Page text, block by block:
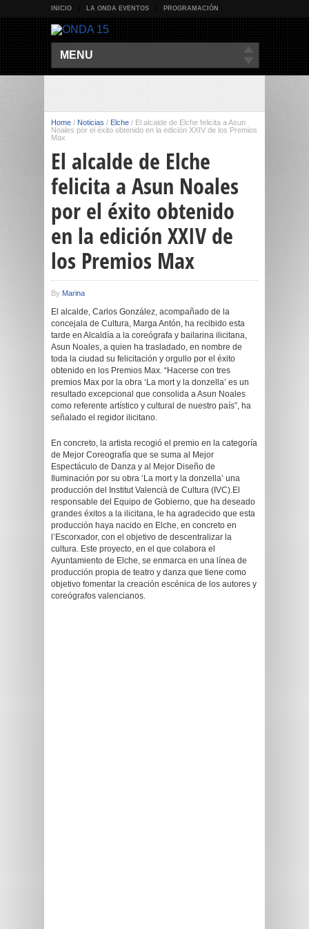
INICIO LA ONDA EVENTOS PROGRAMACIÓN
MENU
Home / Noticias / Elche / El alcalde de Elche felicita a Asun
Noales por el éxito obtenido en la edición XXIV de los Premios
Max
El alcalde de Elche
felicita a Asun Noales
por el éxito obtenido
en la edición XXIV de
los Premios Max
By Marina
El alcalde, Carlos González, acompañado de la
concejala de Cultura, Marga Antón, ha recibido esta
tarde en Alcaldía a la coreógrafa y bailarina ilicitana,
Asun Noales, a quien ha trasladado, en nombre de
toda la ciudad su felicitación y orgullo por el éxito
obtenido en los Premios Max. “Hacerse con tres
premios Max por la obra ‘La mort y la donzella’ es un
resultado excepcional que consolida a Asun Noales
como referente artístico y cultural de nuestro país”, ha
señalado el regidor ilicitano.
En concreto, la artista recogió el premio en la categoría
de Mejor Coreografía que se suma al Mejor
Espectáculo de Danza y al Mejor Diseño de
Iluminación por su obra ‘La mort y la donzella’ una
producción del Institut Valencià de Cultura (IVC).El
responsable del Equipo de Gobierno, que ha deseado
grandes éxitos a la ilicitana, le ha agradecido que esta
producción haya nacido en Elche, en concreto en
l’Escorxador, con el objetivo de descentralizar la
cultura. Este proyecto, en el que colabora el
Ayuntamiento de Elche, se enmarca en una línea de
producción propia de teatro y danza que tiene como
objetivo fomentar la creación escénica de los autores y
coreógrafos valencianos.